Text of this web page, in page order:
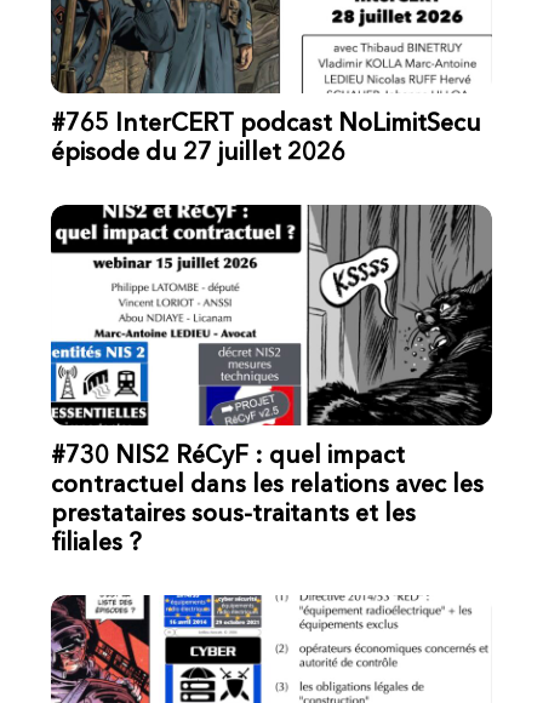
#765 InterCERT podcast NoLimitSecu
épisode du 27 juillet 2026
#730 NIS2 RéCyF : quel impact
contractuel dans les relations avec les
prestataires sous-traitants et les
filiales ?